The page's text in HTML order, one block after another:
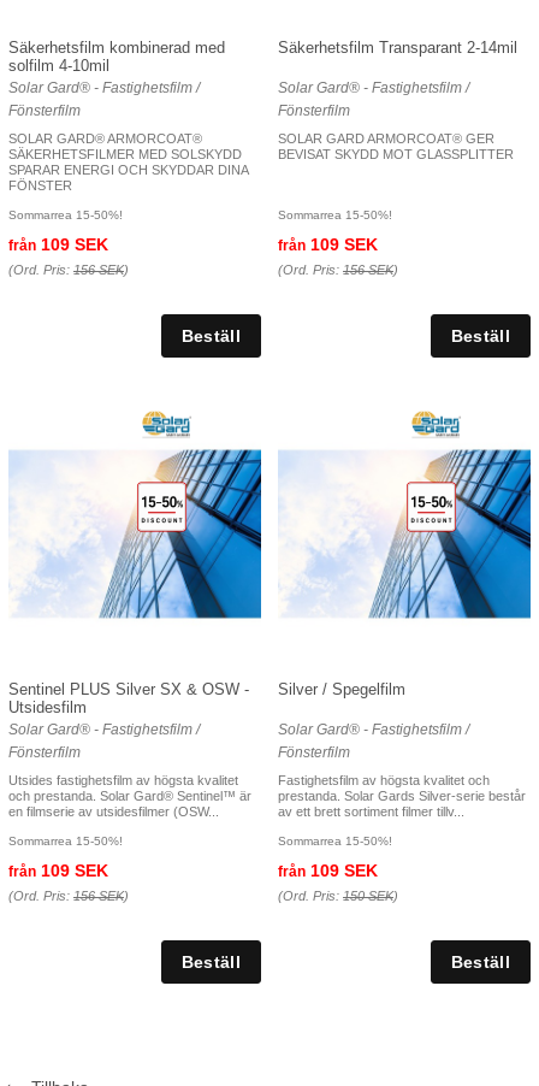
Säkerhetsfilm kombinerad med
solfilm 4-10mil
Solar Gard® - Fastighetsfilm /
Fönsterfilm
SOLAR GARD® ARMORCOAT®
SÄKERHETSFILMER MED SOLSKYDD
SPARAR ENERGI OCH SKYDDAR DINA
FÖNSTER
Sommarrea 15-50%!
från 109 SEK
(Ord. Pris: 156 SEK)
Säkerhetsfilm Transparant 2-14mil
Solar Gard® - Fastighetsfilm /
Fönsterfilm
SOLAR GARD ARMORCOAT® GER
BEVISAT SKYDD MOT GLASSPLITTER
Sommarrea 15-50%!
från 109 SEK
(Ord. Pris: 156 SEK)
Sentinel PLUS Silver SX & OSW -
Utsidesfilm
Solar Gard® - Fastighetsfilm /
Fönsterfilm
Utsides fastighetsfilm av högsta kvalitet
och prestanda. Solar Gard® Sentinel™ är
en filmserie av utsidesfilmer (OSW...
Sommarrea 15-50%!
från 109 SEK
(Ord. Pris: 156 SEK)
Silver / Spegelfilm
Solar Gard® - Fastighetsfilm /
Fönsterfilm
Fastighetsfilm av högsta kvalitet och
prestanda. Solar Gards Silver-serie består
av ett brett sortiment filmer tillv...
Sommarrea 15-50%!
från 109 SEK
(Ord. Pris: 150 SEK)